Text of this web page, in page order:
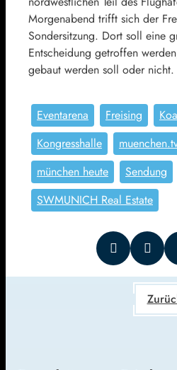
Morgenabend trifft sich der
Sondersitzung. Dort soll eine
Entscheidung getroffen
gebaut werden soll oder nicht.
Eventarena Freising
Kongresshalle
münchen heute
Sendung
SWMUNICH Real Estate